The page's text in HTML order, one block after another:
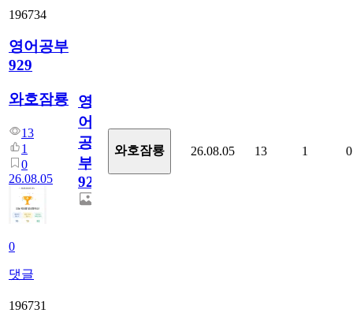
196734
영어공부
929
와호잠룡
13
1
0
26.08.05
0
댓글
영
어
공
부
929
와호잠룡 26.08.05 13 1 0
196731